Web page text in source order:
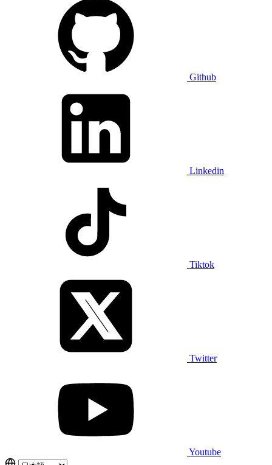
Github
Linkedin
Tiktok
Twitter
Youtube